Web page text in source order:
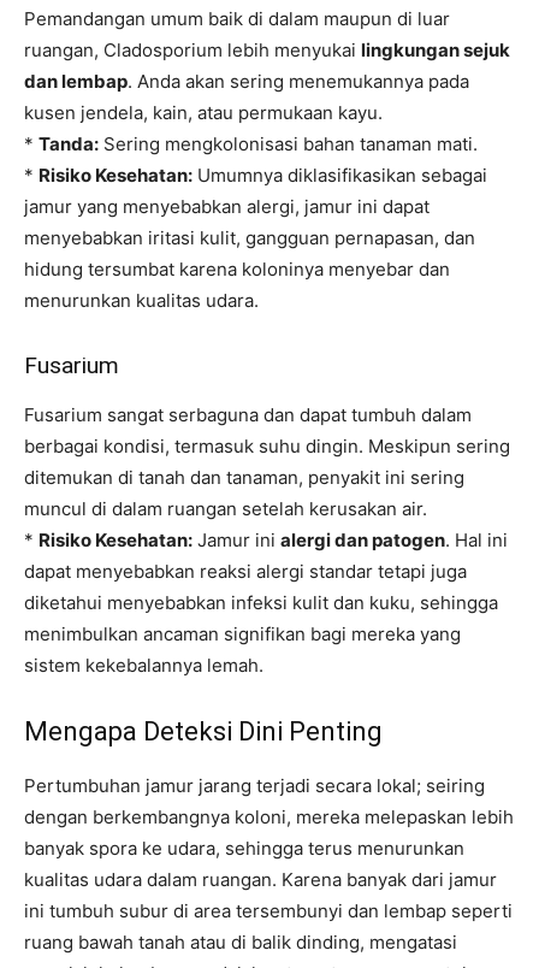
Pemandangan umum baik di dalam maupun di luar
ruangan, Cladosporium lebih menyukai lingkungan sejuk
dan lembap. Anda akan sering menemukannya pada
kusen jendela, kain, atau permukaan kayu.
* Tanda: Sering mengkolonisasi bahan tanaman mati.
* Risiko Kesehatan: Umumnya diklasifikasikan sebagai
jamur yang menyebabkan alergi, jamur ini dapat
menyebabkan iritasi kulit, gangguan pernapasan, dan
hidung tersumbat karena koloninya menyebar dan
menurunkan kualitas udara.
Fusarium
Fusarium sangat serbaguna dan dapat tumbuh dalam
berbagai kondisi, termasuk suhu dingin. Meskipun sering
ditemukan di tanah dan tanaman, penyakit ini sering
muncul di dalam ruangan setelah kerusakan air.
* Risiko Kesehatan: Jamur ini alergi dan patogen. Hal ini
dapat menyebabkan reaksi alergi standar tetapi juga
diketahui menyebabkan infeksi kulit dan kuku, sehingga
menimbulkan ancaman signifikan bagi mereka yang
sistem kekebalannya lemah.
Mengapa Deteksi Dini Penting
Pertumbuhan jamur jarang terjadi secara lokal; seiring
dengan berkembangnya koloni, mereka melepaskan lebih
banyak spora ke udara, sehingga terus menurunkan
kualitas udara dalam ruangan. Karena banyak dari jamur
ini tumbuh subur di area tersembunyi dan lembap seperti
ruang bawah tanah atau di balik dinding, mengatasi